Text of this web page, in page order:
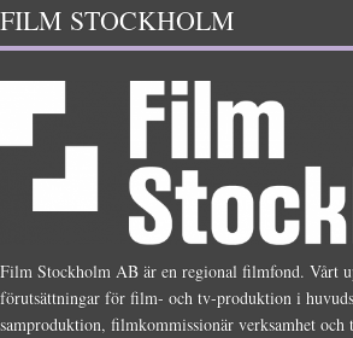
FILM STOCKHOLM
Film Stockholm AB är en regional filmfond. Vårt
förutsättningar för film- och tv-produktion i
samproduktion, filmkommissionär verksamhet